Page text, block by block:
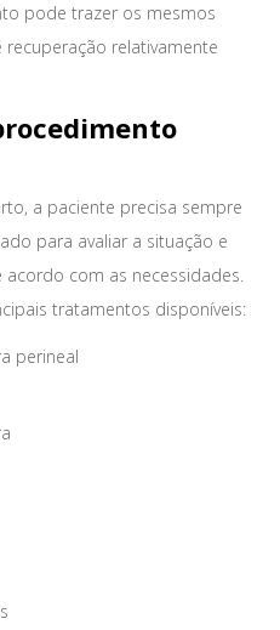
pode trazer os mesmos
relativamente
a paciente precisa sempre
para avaliar a situação e
com as necessidades.
tratamentos disponíveis:
perineal